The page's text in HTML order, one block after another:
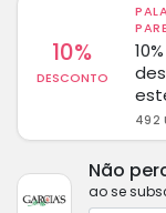
10%
DESCONTO
492
Não
ao se